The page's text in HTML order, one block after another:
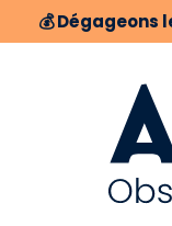
💰Dégageons